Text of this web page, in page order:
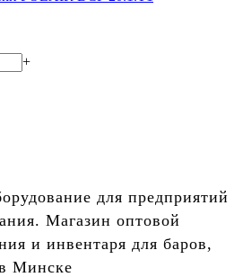
+
для предприятий
Магазин оптовой
и инвентаря для баров,
Минске